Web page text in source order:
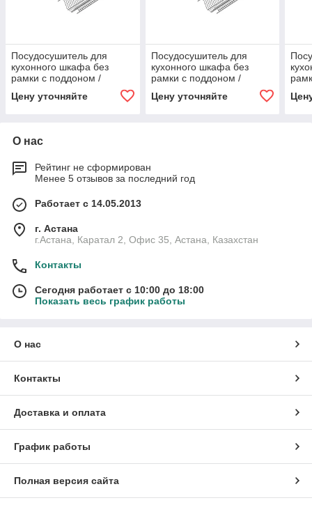
Посудосушитель для
кухонного шкафа без
рамки с поддоном /
365*256 / 10 / 0,024 / 6,3-
365*256- 10- 0,024- 6,3
Цену уточняйте
Посудосушитель для
кухонного шкафа без
рамки с поддоном /
415*256 / 10 / 0,03 / 7,2-
415*256- 10- 0,03- 7,2
Цену уточняйте
О нас
Рейтинг не сформирован
Менее 5 отзывов за последний год
Работает с 14.05.2013
г. Астана
г.Астана, Каратал 2, Офис 35, Астана, Казахстан
Контакты
Сегодня работает с 10:00 до 18:00
Показать весь график работы
О нас
Контакты
Доставка и оплата
График работы
Полная версия сайта